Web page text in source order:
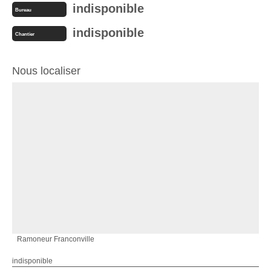
Bureau indisponible
Chantier indisponible
Nous localiser
Ramoneur Franconville
indisponible